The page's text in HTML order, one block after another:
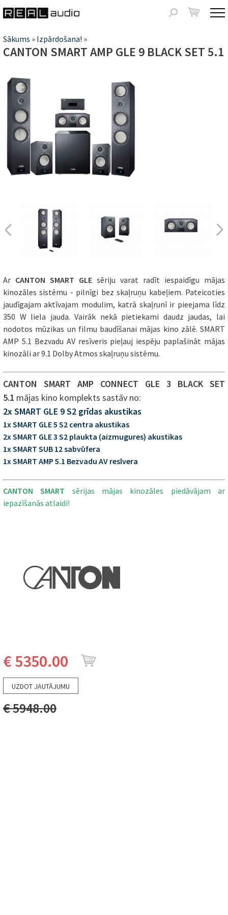
Meklēšanas
Jūs
atrodaties
šeit
Sākums » Izpārdošana! »
CANTON SMART AMP GLE 9 BLACK SET 5.1
Ar CANTON SMART GLE sēriju varat radīt iespaidīgu mājas
kinozāles sistēmu - pilnīgi bez skaļruņu kabeļiem. Pateicoties
jaudīgajam aktīvajam modulim, katrā skaļrunī ir pieejama līdz
350 W liela jauda. Vairāk nekā pietiekami daudz jaudas, lai
nodotos mūzikas un filmu baudīšanai mājas kino zālē. SMART
AMP 5.1 Bezvadu AV resīveris pieļauj iespēju paplašināt mājas
kinozāli ar 9.1 Dolby Atmos skaļruņu sistēmu.
CANTON SMART AMP CONNECT GLE 3 BLACK SET
5.1 mājas kino komplekts sastāv no:
2x SMART GLE 9 S2 grīdas akustikas
1x SMART GLE 5 S2 centra akustikas
2x SMART GLE 3 S2 plaukta (aizmugures) akustikas
1x SMART SUB 12 sabvūfera
1x SMART AMP 5.1 Bezvadu AV resīvera
CANTON SMART sērijas mājas kinozāles piedāvājam ar
iepazīšanās atlaidi!
€ 5350.00
UZDOT JAUTĀJUMU
€ 5948.00